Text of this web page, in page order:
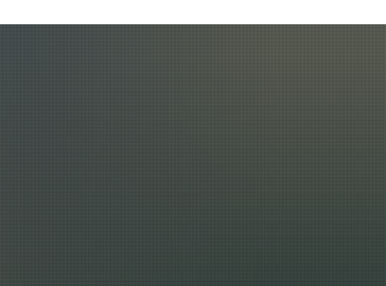
Leben und Wohnen Suche